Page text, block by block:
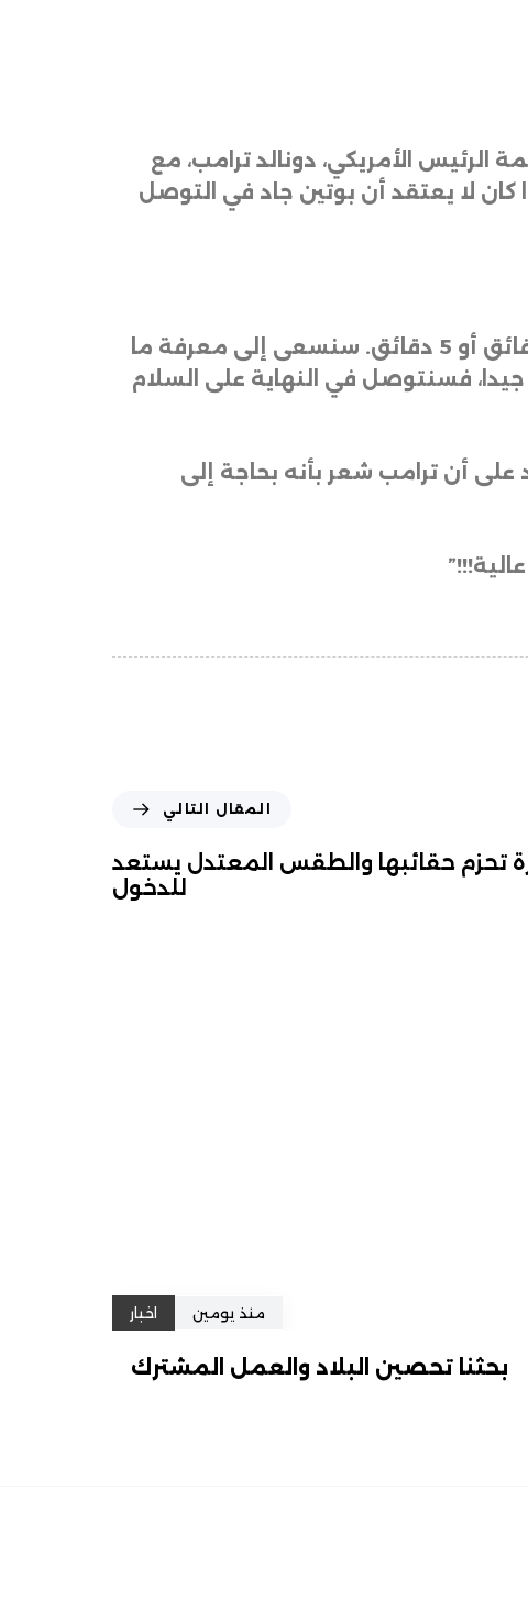
الرئيس الأمريكي، دونالد ترامب، مع
كان لا يعتقد أن بوتين جاد في التوصل
وقال ترامب: “سنكتشف موقف الجميع، وسأعرف خلال أول دقيقتين أو 3 دقائق أو 4 دقائق أو 5 دقائق. سنسعى إلى معرفة ما
جيدا، فسنتوصل في النهاية على السلام
على أن ترامب شعر بأنه بحاجة إلى
المقال التالي
تحزم حقائبها والطقس المعتدل يستعد
للدخول
منذ يومين اخبار
بحثنا تحصين البلاد والعمل المشترك